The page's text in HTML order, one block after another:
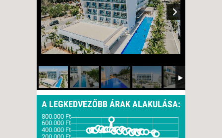
A LEGKEDVEZŐBB ÁRAK ALAKULÁSA: